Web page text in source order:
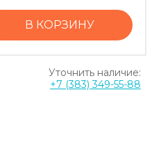
В КОРЗИНУ
Уточнить наличие:
+7 (383) 349-55-88